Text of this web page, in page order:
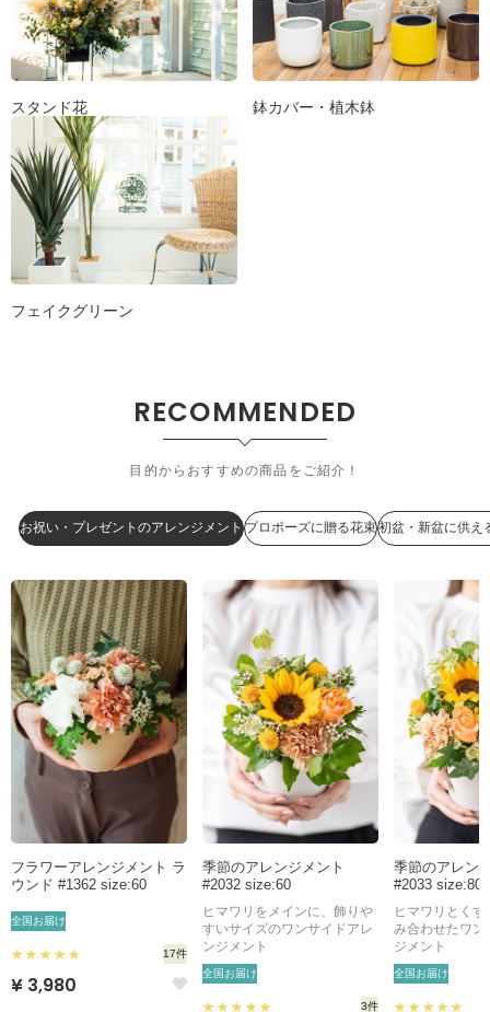
スタンド花 鉢カバー・植木鉢
フェイクグリーン
RECOMMENDED
目的からおすすめの商品をご紹介！
お祝い・プレゼントのアレンジメント プロポーズに贈る花束初盆・新盆に供え
フラワーアレンジメント ラ
ウンド #1362 size:60
全国お届け
17件
¥ 3,980
季節のアレンジメント
#2032 size:60
ヒマワリをメインに、飾りや
すいサイズのワンサイドアレ
ンジメント
全国お届け
3件
季節のアレン
#2033 size:80
ヒマワリとく
み合わせたワン
ジメント
全国お届け